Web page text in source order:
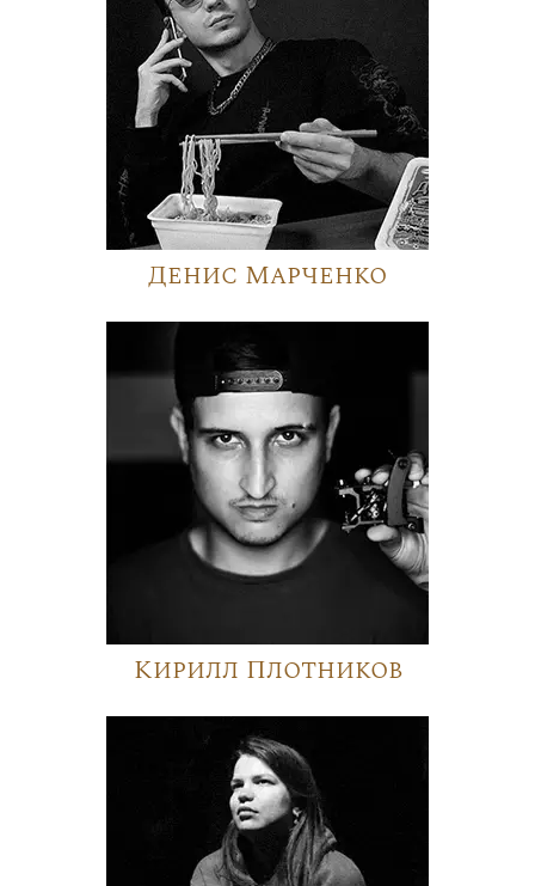
Денис Марченко
Кирилл Плотников